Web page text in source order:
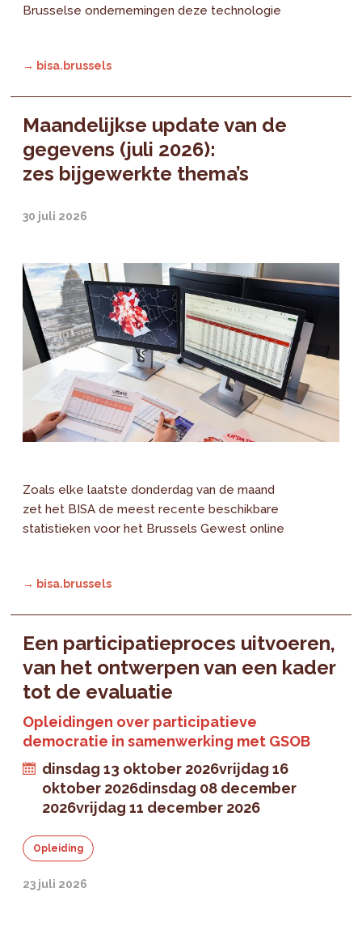
Brusselse ondernemingen deze technologie
→ bisa.brussels
Maandelijkse update van de
gegevens (juli 2026):
zes bijgewerkte thema’s
30 juli 2026
Zoals elke laatste donderdag van de maand
zet het BISA de meest recente beschikbare
statistieken voor het Brussels Gewest online
→ bisa.brussels
Een participatieproces uitvoeren,
van het ontwerpen van een kader
tot de evaluatie
Opleidingen over participatieve
democratie in samenwerking met GSOB
dinsdag 13 oktober 2026vrijdag 16
oktober 2026dinsdag 08 december
2026vrijdag 11 december 2026
Opleiding
23 juli 2026